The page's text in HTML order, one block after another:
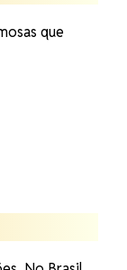
que